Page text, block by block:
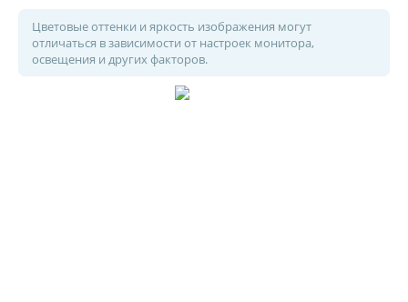
Цветовые оттенки и яркость изображения могут
отличаться в зависимости от настроек монитора,
освещения и других факторов.